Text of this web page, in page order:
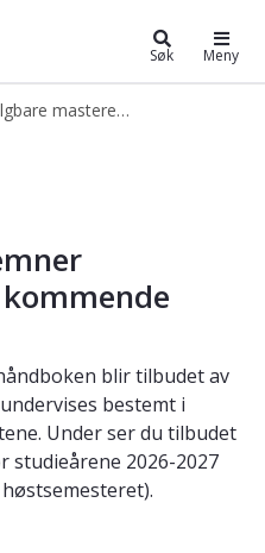
Søk Meny
Valgbare masteremner
-
blir tilbudet av
bestemt i
Under ser du tilbudet
studieårene 2026-2027